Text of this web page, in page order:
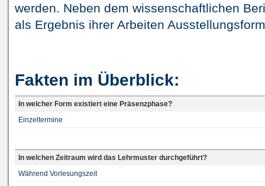
werden. Neben dem wissenschaftlichen
als Ergebnis ihrer Arbeiten
Fakten im Überblick:
In welcher Form existiert eine Präsenzphase?
Einzeltermine
In welchen Zeitraum wird das Lehrmuster durchgeführt?
Während Vorlesungszeit